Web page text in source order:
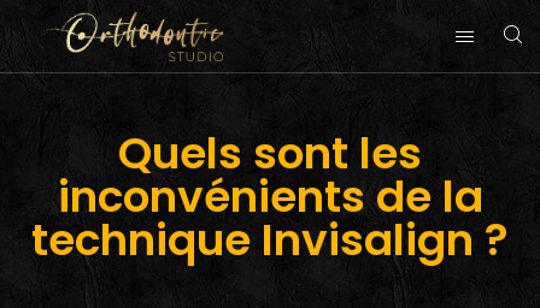
Quels sont les
inconvénients de la
technique Invisalign ?